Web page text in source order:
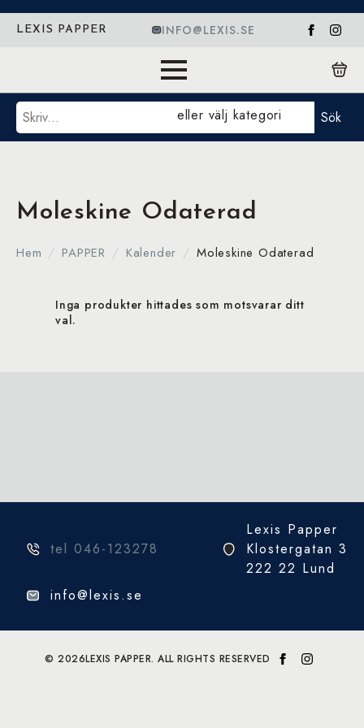
LEXIS PAPPER INFO@LEXIS.SE
Sök eller välj kategori Sök
Moleskine Odaterad
Hem PAPPER Kalender Moleskine Odaterad
Inga produkter hittades som motsvarar ditt
val.
tel 046-123278
Lexis Papper
Klostergatan 3
222 22 Lund
info@lexis.se
© 2026LEXIS PAPPER. ALL RIGHTS RESERVED